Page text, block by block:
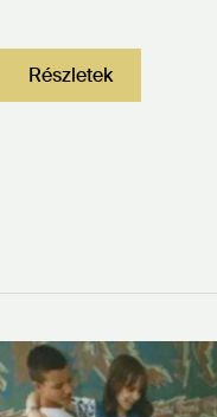
Részletek